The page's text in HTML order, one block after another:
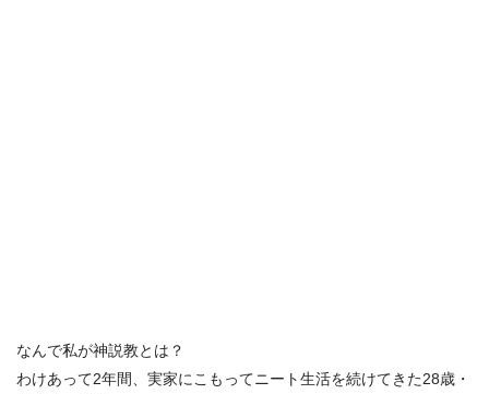
なんで私が神説教とは？
わけあって2年間、実家にこもってニート生活を続けてきた28歳・